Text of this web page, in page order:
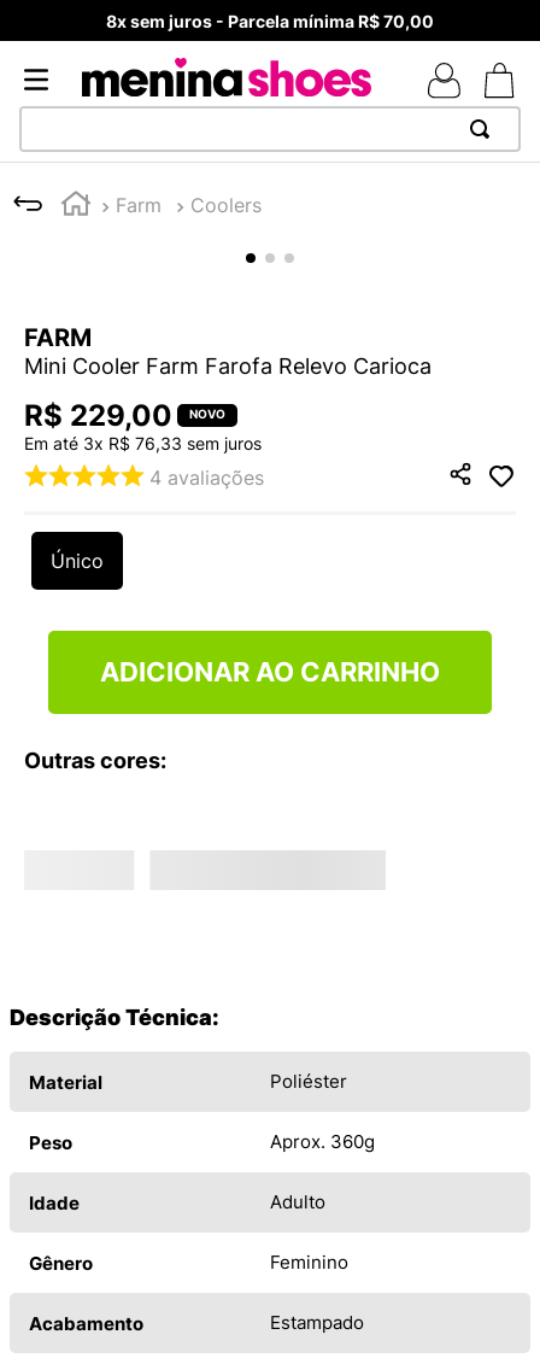
8x sem juros - Parcela mínima R$ 70,00
Farm Coolers
FARM
Mini Cooler Farm Farofa Relevo Carioca
R$ 229,00
Em até 3x R$ 76,33 sem juros
4 avaliações
Único
ADICIONAR AO CARRINHO
Outras cores:
Descrição Técnica:
Material Poliéster
Peso Aprox. 360g
Idade Adulto
Gênero Feminino
Acabamento Estampado
1
TÊNIS NEWS BALANCE 530
4º
TÊNIS VEJA WHITE
ADIDAS
6º
SAMBA
7º
MELISSA SLIDE
º
VEJA COUNTRY
10º NEW 530